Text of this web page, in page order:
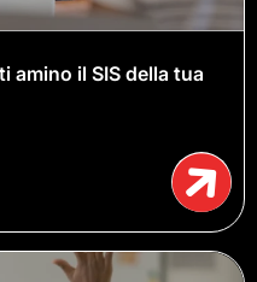
amino il SIS della tua